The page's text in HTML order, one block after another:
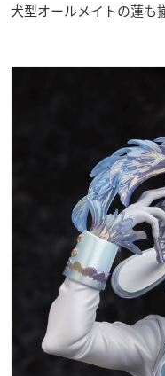
犬型オールメイトの蓮も